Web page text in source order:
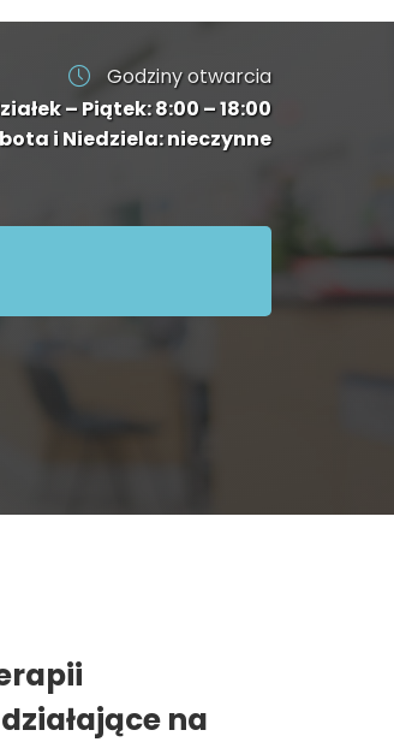
Godziny otwarcia
– Piątek: 8:00 – 18:00
i Niedziela: nieczynne
na